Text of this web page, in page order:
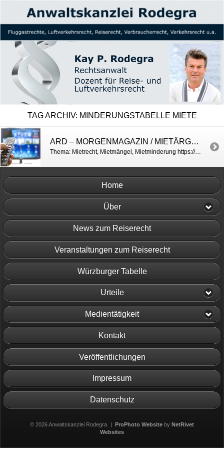
TAG ARCHIV: MINDERUNGSTABELLE MIETE
ARD – MORGENMAGAZIN / MIETÄRGER
Thema: Mietrecht, Mietmängel, Mietminderung https://www.daserste.de/information/politik-weltgeschehen/morgenmagazin/service/service-Mietaerger-100.html
Home
Über
News zum Reiserecht
Veranstaltungen zum Reiserecht
Würzburger Tabelle
Urteile
Medientätigkeit
Kontakt
Veröffentlichungen
Impressum
Datenschutz
© 2026 Anwaltskanzlei Rodegra | ProPhoto Website byNetRivet
Websites